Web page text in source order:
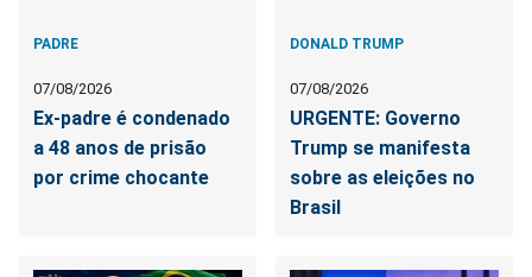
PADRE
07/08/2026
Ex-padre é condenado
a 48 anos de prisão
por crime chocante
DONALD TRUMP
07/08/2026
URGENTE: Governo
Trump se manifesta
sobre as eleições no
Brasil